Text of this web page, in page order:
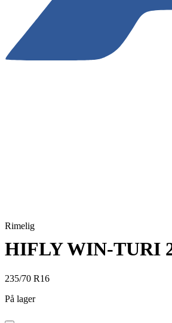
Rimelig
HIFLY WIN-TURI
235/70 R16
På lager